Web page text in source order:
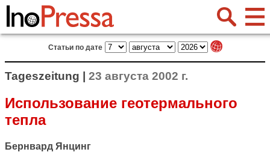
Статьи по дате
Tageszeitung | 23 августа 2002 г.
Использование геотермального
тепла
Бернвард Янцинг